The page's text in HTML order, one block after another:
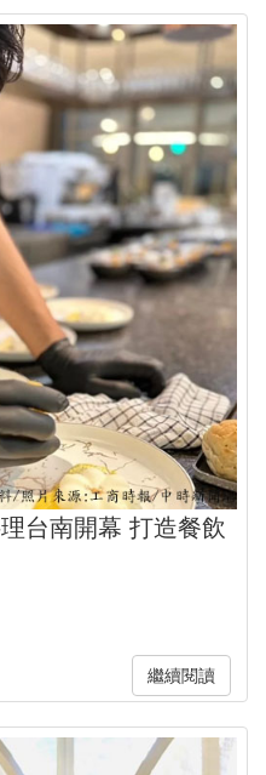
台南開幕 打造餐飲
繼續閱讀